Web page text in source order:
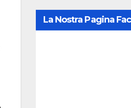
La Nostra Pagina